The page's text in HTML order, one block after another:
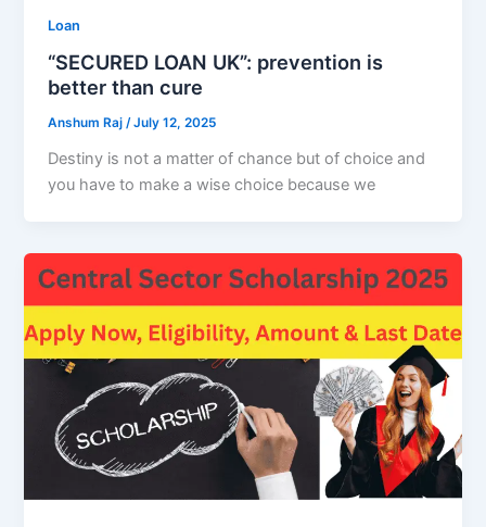
Loan
“SECURED LOAN UK”: prevention is
better than cure
Anshum Raj/July 12, 2025
Destiny is not a matter of chance but of choice and
you have to make a wise choice because we